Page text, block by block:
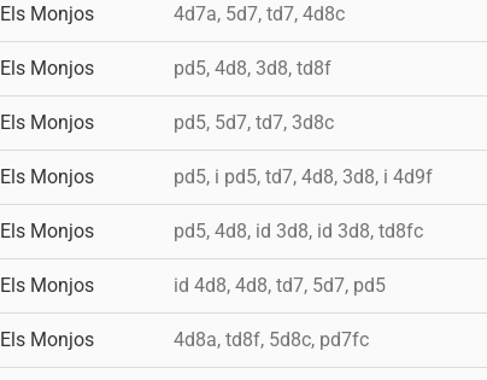
Els Monjos 4d7a, 5d7, td7, 4d8c
Els Monjos pd5, 4d8, 3d8, td8f
Els Monjos pd5, 5d7, td7, 3d8c
Els Monjos pd5, i pd5, td7, 4d8, 3d8, i 4d9f
Els Monjos pd5, 4d8, id 3d8, id 3d8, td8fc
Els Monjos id 4d8, 4d8, td7, 5d7, pd5
Els Monjos 4d8a, td8f, 5d8c, pd7fc